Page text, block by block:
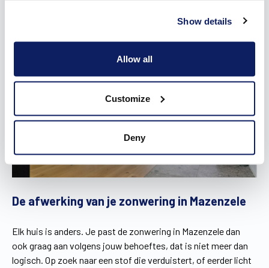
Show details
Allow all
Customize
Deny
De afwerking van je zonwering in Mazenzele
Elk huis is anders. Je past de zonwering in Mazenzele dan
ook graag aan volgens jouw behoeftes, dat is niet meer dan
logisch. Op zoek naar een stof die verduistert, of eerder licht